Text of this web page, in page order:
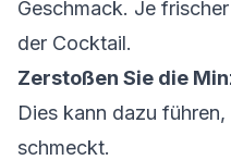
Geschmack. Je
der Cocktail.
Zerstoßen Sie die
Dies kann dazu
schmeckt.